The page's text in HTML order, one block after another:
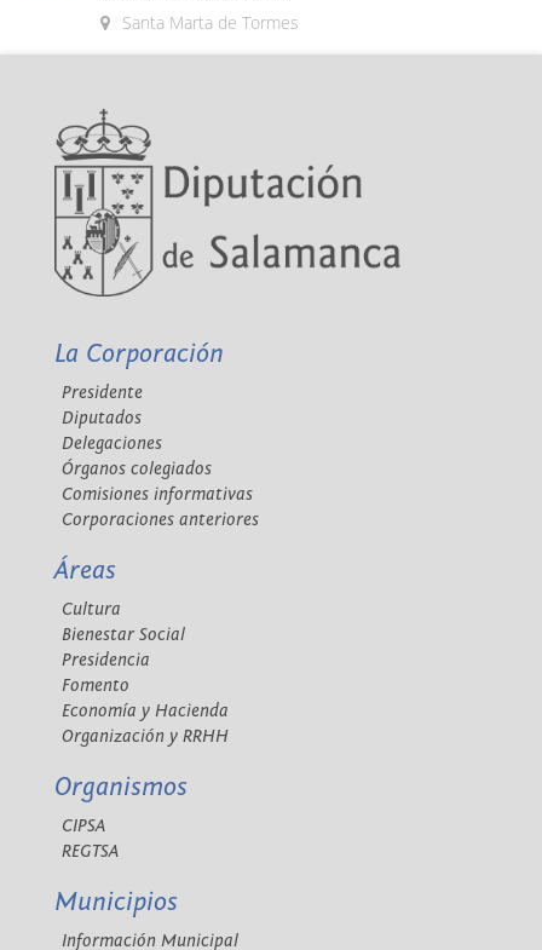
Santa Marta de Tormes
La Corporación
Presidente
Diputados
Delegaciones
Órganos colegiados
Comisiones informativas
Corporaciones anteriores
Áreas
Cultura
Bienestar Social
Presidencia
Fomento
Economía y Hacienda
Organización y RRHH
Organismos
CIPSA
REGTSA
Municipios
Información Municipal